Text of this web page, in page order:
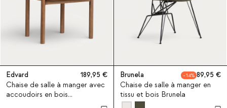
Edvard
189,95
Chaise de salle à manger avec
accoudoirs en bois
Brunela 14
89,95
Chaise de salle à manger en
tissu et bois Brunela